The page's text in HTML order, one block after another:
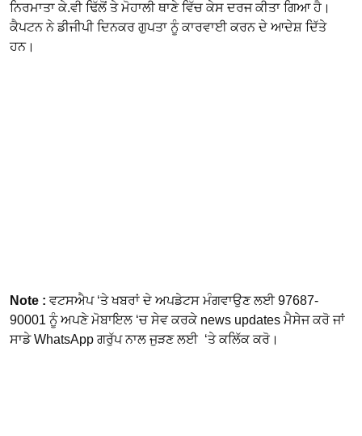
ਨਿਰਮਾਤਾ ਕੇ.ਵੀ ਢਿੱਲੋਂ ਤੇ ਮੋਹਾਲੀ ਥਾਣੇ ਵਿੱਚ ਕੇਸ ਦਰਜ ਕੀਤਾ ਗਿਆ ਹੈ।
ਕੈਪਟਨ ਨੇ ਡੀਜੀਪੀ ਦਿਨਕਰ ਗੁਪਤਾ ਨੂੰ ਕਾਰਵਾਈ ਕਰਨ ਦੇ ਆਦੇਸ਼ ਦਿੱਤੇ
ਹਨ।
Note : ਵਟਸਐਪ ‘ਤੇ ਖਬਰਾਂ ਦੇ ਅਪਡੇਟਸ ਮੰਗਵਾਉਣ ਲਈ 97687-
90001 ਨੂੰ ਅਪਣੇ ਮੋਬਾਇਲ ‘ਚ ਸੇਵ ਕਰਕੇ news updates ਮੈਸੇਜ ਕਰੋ ਜਾਂ
ਸਾਡੇ WhatsApp ਗਰੁੱਪ ਨਾਲ ਜੁੜਣ ਲਈ ‘ਤੇ ਕਲਿੱਕ ਕਰੋ।